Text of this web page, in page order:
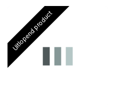
Uitlopend product